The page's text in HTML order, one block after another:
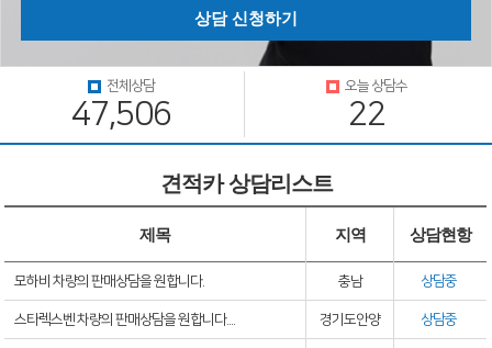
전체상담
47,506
오늘 상담수
22
견적카 상담리스트
제목 지역 상담현항
모하비 차량의 판매상담을 원합니다. 충남 상담중
스타렉스벤 차량의 판매상담을 원합니다.... 경기도안양 상담중